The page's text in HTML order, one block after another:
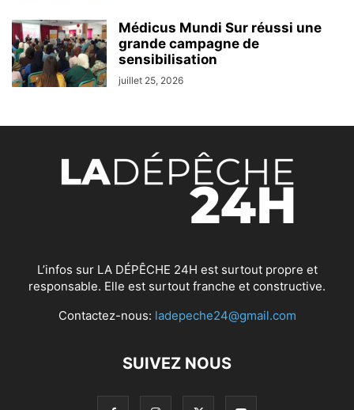
Médicus Mundi Sur réussi une
grande campagne de
sensibilisation
juillet 25, 2026
L’infos sur LA DÉPÊCHE 24H est surtout propre et
responsable. Elle est surtout franche et constructive.
Contactez-nous: ladepeche24@gmail.com
SUIVEZ NOUS